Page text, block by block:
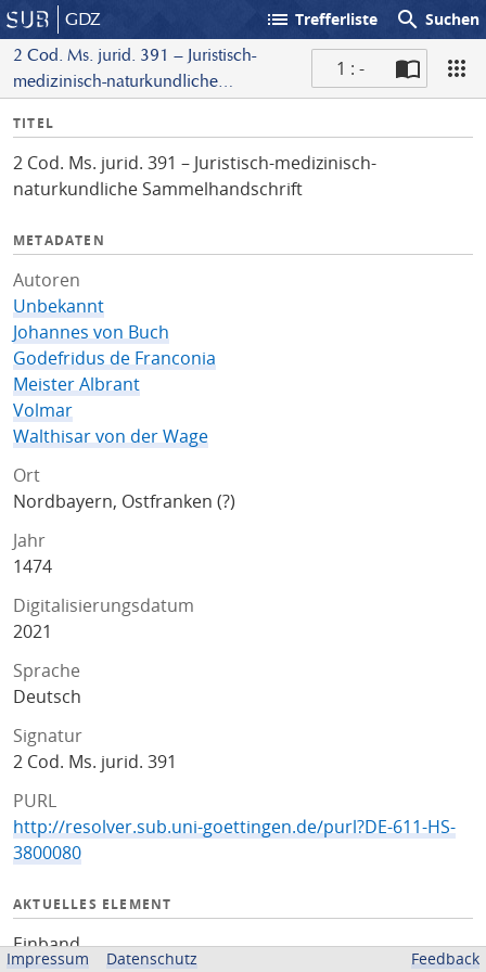
GDZ list Trefferliste search Suchen
2 Cod. Ms. jurid. 391 – Juristisch-
medizinisch-naturkundliche
1 : -
I
f
o
TITEL
2 Cod. Ms. jurid. 391 – Juristisch-medizinisch-
naturkundliche Sammelhandschrift
METADATEN
Autoren
Unbekannt
Johannes von Buch
Godefridus de Franconia
Meister Albrant
Volmar
Walthisar von der Wage
Ort
Nordbayern, Ostfranken (?)
Jahr
1474
Digitalisierungsdatum
2021
Sprache
Deutsch
Signatur
2 Cod. Ms. jurid. 391
PURL
http://resolver.sub.uni-goettingen.de/purl?DE-611-HS-
3800080
AKTUELLES ELEMENT
Einband
Impressum Datenschutz Feedback